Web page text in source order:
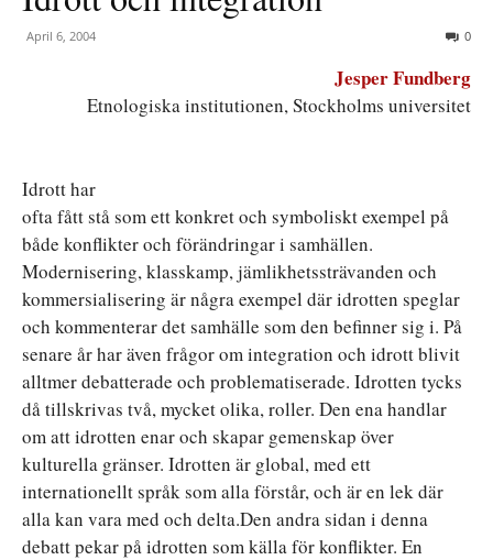
April 6, 2004 0
Jesper Fundberg
Etnologiska institutionen, Stockholms universitet
Idrott har
ofta fått stå som ett konkret och symboliskt exempel på
både konflikter och förändringar i samhällen.
Modernisering, klasskamp, jämlikhetssträvanden och
kommersialisering är några exempel där idrotten speglar
och kommenterar det samhälle som den befinner sig i. På
senare år har även frågor om integration och idrott blivit
alltmer debatterade och problematiserade. Idrotten tycks
då tillskrivas två, mycket olika, roller. Den ena handlar
om att idrotten enar och skapar gemenskap över
kulturella gränser. Idrotten är global, med ett
internationellt språk som alla förstår, och är en lek där
alla kan vara med och delta.Den andra sidan i denna
debatt pekar på idrotten som källa för konflikter. En